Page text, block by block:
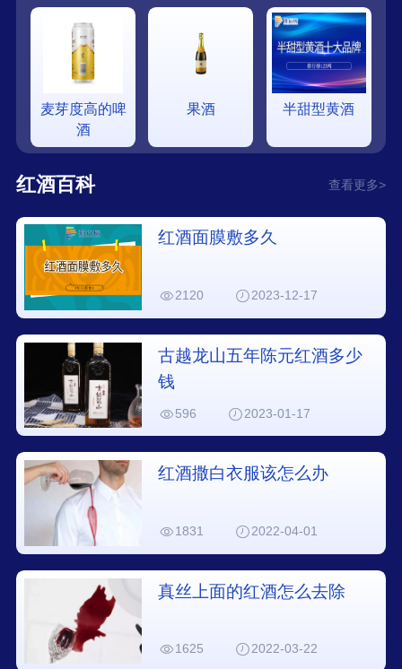
麦芽度高的啤
酒
果酒 半甜型黄酒
红酒百科 查看更多>
红酒面膜敷多久
2120 2023-12-17
古越龙山五年陈元红酒多少
钱
596 2023-01-17
红酒撒白衣服该怎么办
1831 2022-04-01
真丝上面的红酒怎么去除
1625 2022-03-22